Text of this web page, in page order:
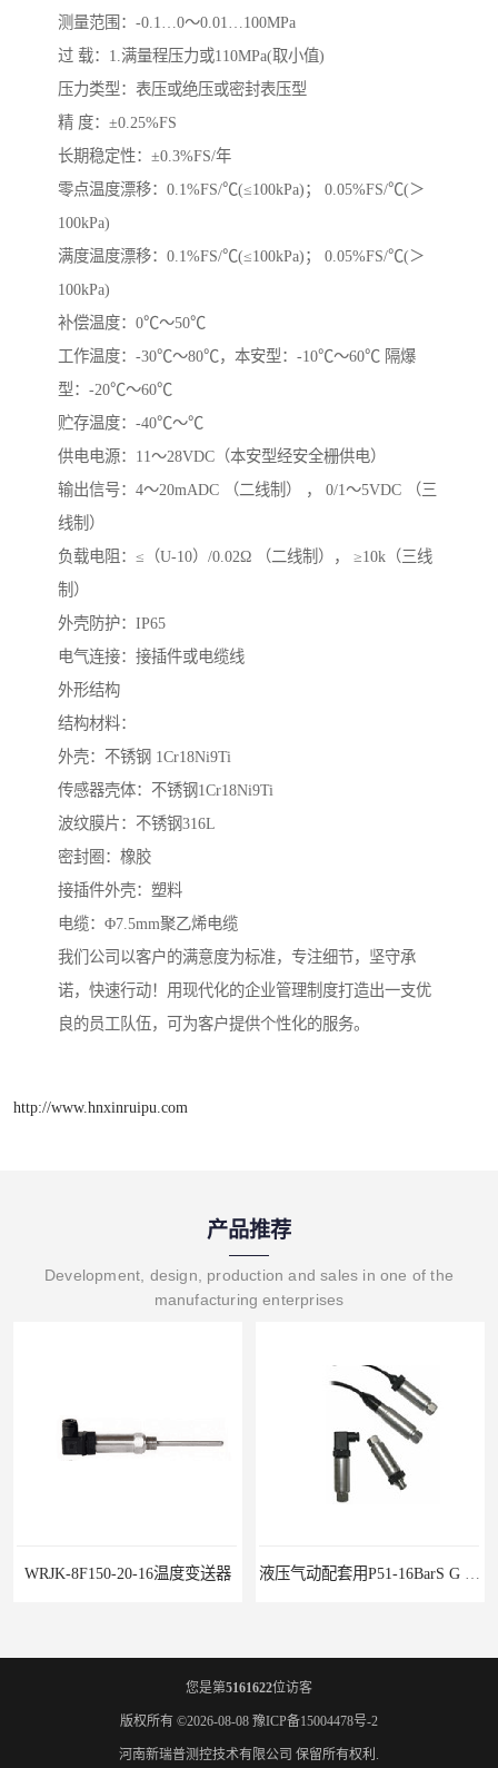
测量范围：-0.1…0～0.01…100MPa
过 载：1.满量程压力或110MPa(取小值)
压力类型：表压或绝压或密封表压型
精 度：±0.25%FS
长期稳定性：±0.3%FS/年
零点温度漂移：0.1%FS/℃(≤100kPa)； 0.05%FS/℃(＞
100kPa)
满度温度漂移：0.1%FS/℃(≤100kPa)； 0.05%FS/℃(＞
100kPa)
补偿温度：0℃～50℃
工作温度：-30℃～80℃，本安型：-10℃～60℃ 隔爆
型：-20℃～60℃
贮存温度：-40℃～℃
供电电源：11～28VDC（本安型经安全栅供电）
输出信号：4～20mADC （二线制） ， 0/1～5VDC （三
线制）
负载电阻：≤（U-10）/0.02Ω （二线制）， ≥10k（三线
制）
外壳防护：IP65
电气连接：接插件或电缆线
外形结构
结构材料：
外壳：不锈钢 1Cr18Ni9Ti
传感器壳体：不锈钢1Cr18Ni9Ti
波纹膜片：不锈钢316L
密封圈：橡胶
接插件外壳：塑料
电缆：Φ7.5mm聚乙烯电缆
我们公司以客户的满意度为标准，专注细节，坚守承
诺，快速行动！用现代化的企业管理制度打造出一支优
良的员工队伍，可为客户提供个性化的服务。
http://www.hnxinruipu.com
产品推荐
Development, design, production and sales in one of the
manufacturing enterprises
WRJK-8F150-20-16温度变送器
您是第5161622位访客
版权所有 ©2026-08-08 豫ICP备15004478号-2
河南新瑞普测控技术有限公司 保留所有权利.